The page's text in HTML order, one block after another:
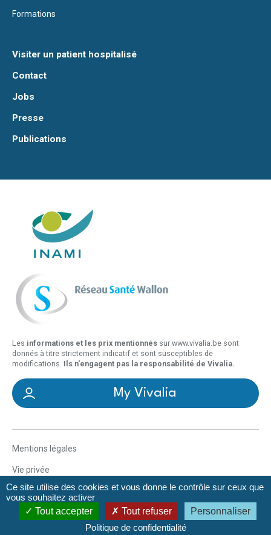
Formations
Visiter un patient hospitalisé
Contact
Jobs
Presse
Publications
Les informations et les prix mentionnés sur www.vivalia.be sont
donnés à titre strictement indicatif et sont susceptibles de
modifications. Ils n'engagent pas la responsabilité de Vivalia.
My Vivalia
Mentions légales
Vie privée
Déclaration d’accessibilité
Gestionnaire de cookies
Ce site utilise des cookies et vous donne le contrôle sur ceux que
vous souhaitez activer
Tout accepter
Tout refuser
Personnaliser
Politique de confidentialité